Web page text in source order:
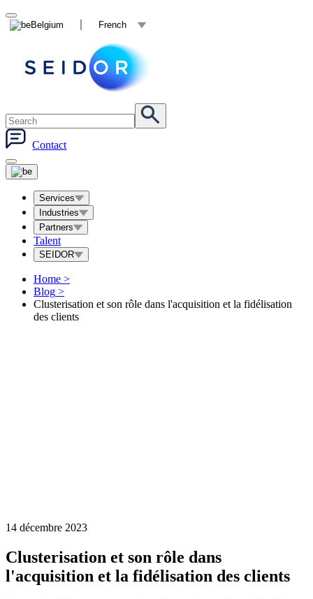
Belgium French
Contact
Services
Industries
Partners
Talent
SEIDOR
Home >
Blog >
Clusterisation et son rôle dans l'acquisition et la fidélisation
des clients
14 décembre 2023
Clusterisation et son rôle dans
l'acquisition et la fidélisation des clients